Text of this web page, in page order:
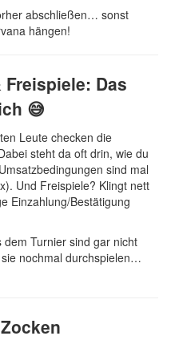
abschließen… sonst
hängen!
Das
😅
Leute checken die
steht da oft drin, wie du
sind mal
Und Freispiele? Klingt nett
Einzahlung/Bestätigung
Turnier sind gar nicht
nochmal durchspielen…